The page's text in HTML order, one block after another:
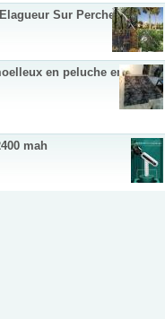
Sur Perche 4.2m
en peluche enfant
mah